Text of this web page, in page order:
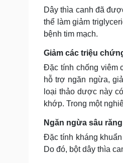
Dây thìa canh đã
thể làm giảm
bệnh tim mạch.
Giảm các triệu
Đặc tính chống viêm
hỗ trợ ngăn ngừa,
loại thảo dược này
khớp. Trong một
Ngăn ngừa sâu răng
Đặc tính kháng
Do đó, bột dây thìa